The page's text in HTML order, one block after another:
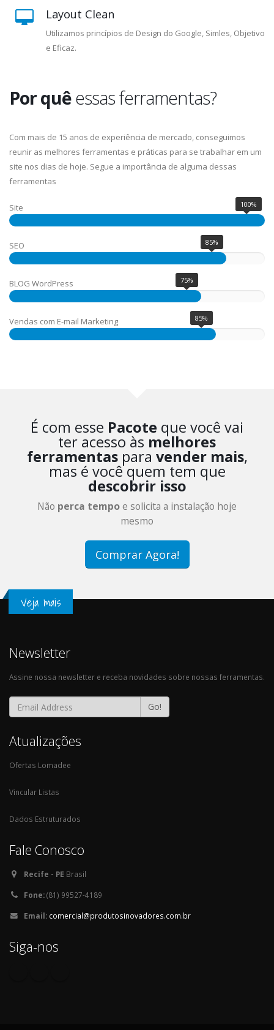
Layout Clean
Utilizamos princípios de Design do Google, Simles, Objetivo
e Eficaz.
Por quêessas ferramentas?
Com mais de 15 anos de experiência de mercado, conseguimos
reunir as melhores ferramentas e práticas para se trabalhar em um
site nos dias de hoje. Segue a importância de alguma dessas
ferramentas
Site 100%
SEO 85%
BLOG WordPress 75%
Vendas com E-mail Marketing 85%
É com esse Pacote que você vai
ter acesso às melhores
ferramentaspara vender mais,
mas é você quem tem que
descobrir isso
Não perca tempoe solicita a instalação hoje
mesmo
Comprar Agora!
Veja mais
Newsletter
Assine nossa newsletter e receba novidades sobre nossas ferramentas.
Go!
Atualizações
Ofertas Lomadee
Vincular Listas
Dados Estruturados
Fale Conosco
Recife - PE Brasil
Fone:(81) 99527-4189
Email: comercial@produtosinovadores.com.br
Siga-nos